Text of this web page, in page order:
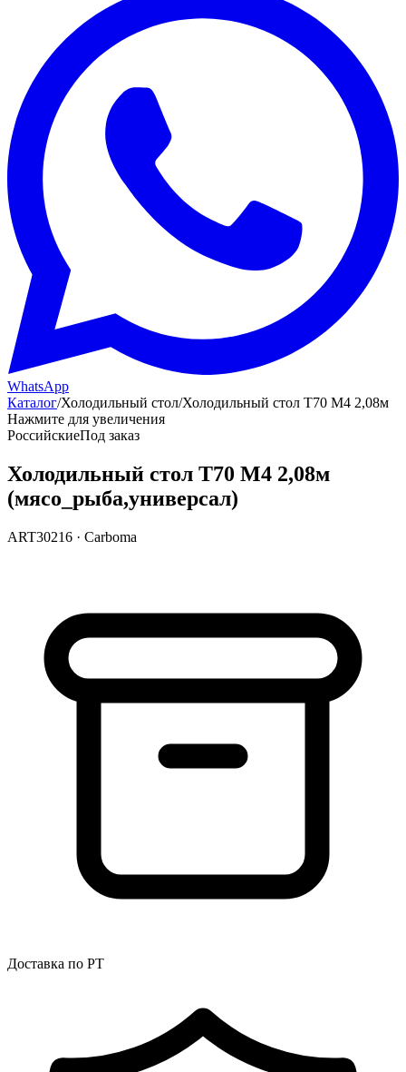
WhatsApp
Каталог/Холодильный стол/Холодильный стол T70 М4 2,08м
Нажмите для увеличения
РоссийскиеПод заказ
Холодильный стол T70 М4 2,08м
(мясо_рыба,универсал)
ART30216 · Carboma
Доставка по РТ